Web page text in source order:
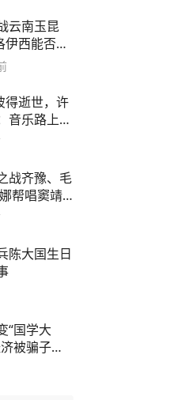
云南玉昆
伊西能否止
得逝世，许
音乐路上感
战齐豫、毛
帮唱窦靖
陈大国生日
“国学大
被骗子通